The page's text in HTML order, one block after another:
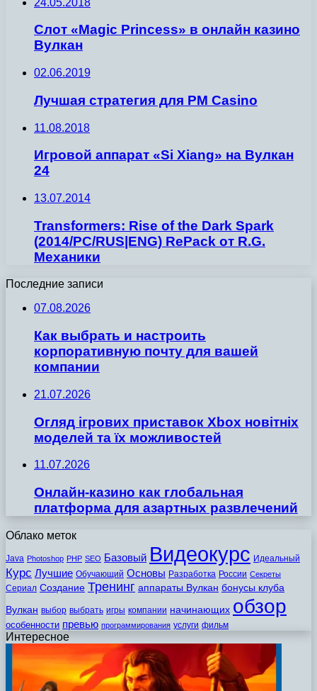
Слот «Magic Princess» в онлайн казино
Вулкан
02.06.2019
Лучшая стратегия для PM Casino
11.08.2018
Игровой аппарат «Si Xiang» на Вулкан
24
13.07.2014
Transformers: Rise of the Dark Spark
(2014/PC/RUS|ENG) RePack от R.G.
Механики
Последние записи
07.08.2026
Как выбрать и настроить
корпоративную почту для вашей
компании
21.07.2026
Огляд ігрових приставок Xbox новітніх
моделей та їх можливостей
11.07.2026
Онлайн-казино как глобальная
платформа для азартных развлечений
Облако меток
Java Photoshop PHP SEO Базовый Видеокурс Идеальный
Курс Лучшие Обучающий Основы Разработка России Секреты
Сериал Создание Тренинг аппараты Вулкан бонусы клуба
Вулкан выбор выбрать игры компании начинающих обзор
особенности превью программирования услуги фильм
Интересное